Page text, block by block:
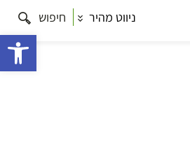
ניווט מהיר חיפוש